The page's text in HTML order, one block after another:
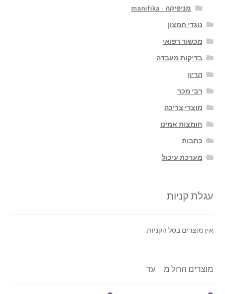
מניפיקה - manifika
נוגדי חמצון
מכשור רפואי
בדיקות מעבדה
הריון
רבי מכר
מוצרי צריכה
חומצות אמינו
כתבות
מערכת עיכול
עגלת קניות
אין מוצרים בסל הקניות.
מוצרים החל מ…עד